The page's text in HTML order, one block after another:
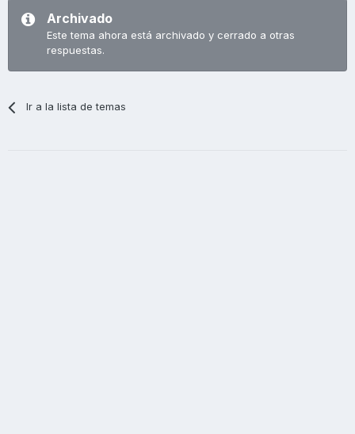
Archivado
Este tema ahora está archivado y cerrado a otras
respuestas.
Ir a la lista de temas